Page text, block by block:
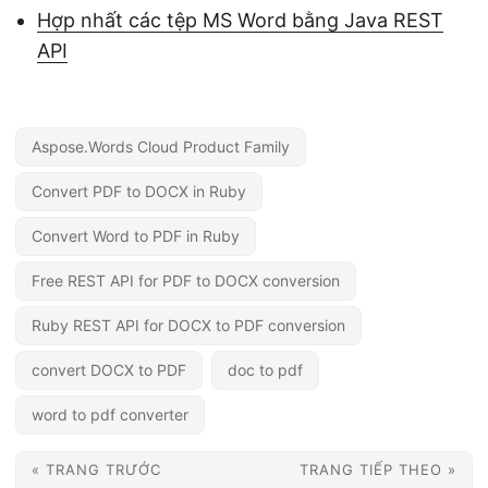
Hợp nhất các tệp MS Word bằng Java REST
API
Aspose.Words Cloud Product Family
Convert PDF to DOCX in Ruby
Convert Word to PDF in Ruby
Free REST API for PDF to DOCX conversion
Ruby REST API for DOCX to PDF conversion
convert DOCX to PDF doc to pdf
word to pdf converter
« TRANG TRƯỚC TRANG TIẾP THEO »